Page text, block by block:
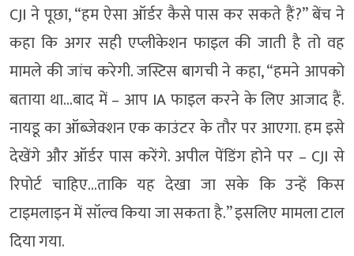
CJI ने पूछा, “हम ऐसा ऑर्डर कैसे पास कर सकते हैं?” बेंच ने
कहा कि अगर सही एप्लीकेशन फाइल की जाती है तो वह
मामले की जांच करेगी. जस्टिस बागची ने कहा, “हमने आपको
बताया था…बाद में – आप IA फाइल करने के लिए आजाद हैं.
नायडू का ऑब्जेक्शन एक काउंटर के तौर पर आएगा. हम इसे
देखेंगे और ऑर्डर पास करेंगे. अपील पेंडिंग होने पर – CJI से
रिपोर्ट चाहिए…ताकि यह देखा जा सके कि उन्हें किस
टाइमलाइन में सॉल्व किया जा सकता है.” इसलिए मामला टाल
दिया गया.